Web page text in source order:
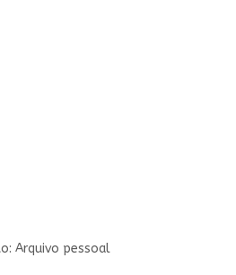
Arquivo pessoal